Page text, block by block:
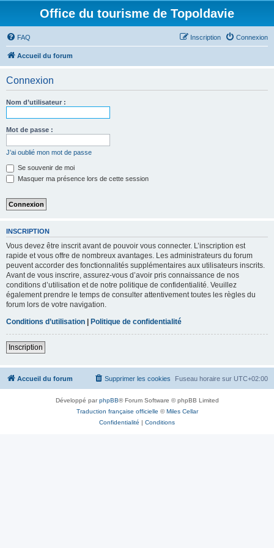
Office du tourisme de Topoldavie
FAQ Connexion
Inscription
Accueil du forum
Connexion
Nom d’utilisateur :
Mot de passe :
J’ai oublié mon mot de passe
Se souvenir de moi
Masquer ma présence lors de cette session
INSCRIPTION
Vous devez être inscrit avant de pouvoir vous connecter. L’inscription est
rapide et vous offre de nombreux avantages. Les administrateurs du forum
peuvent accorder des fonctionnalités supplémentaires aux utilisateurs inscrits.
Avant de vous inscrire, assurez-vous d’avoir pris connaissance de nos
conditions d’utilisation et de notre politique de confidentialité. Veuillez
également prendre le temps de consulter attentivement toutes les règles du
forum lors de votre navigation.
Conditions d’utilisation | Politique de confidentialité
Inscription
Accueil du forum Fuseau horaire sur UTC+02:00
Supprimer les cookies
Développé parphpBB® Forum Software © phpBB Limited
Traduction française officielle ©Miles Cellar
Confidentialité | Conditions